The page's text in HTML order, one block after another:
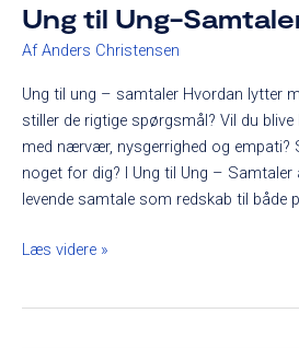
Ung til Ung-
AfAnders Christensen
Ung til ung – samtaler Hvordan lytter
stiller de rigtige spørgsmål? Vil du
med nærvær, nysgerrighed og empati?
noget for dig? I Ung til Ung – Samtaler
levende samtale som redskab til både
Læs videre »